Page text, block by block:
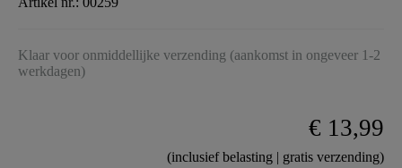
Klaar voor onmiddellijke verzending (aankomst in ongeveer 1-2
werkdagen)
€ 13,99
(inclusief belasting | gratis verzending)